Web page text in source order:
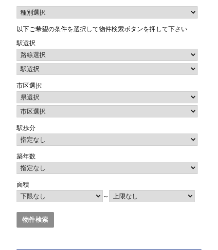
以下ご希望の条件を選択して物件検索ボタンを押して下さい
駅選択
市区選択
駅歩分
築年数
面積
～